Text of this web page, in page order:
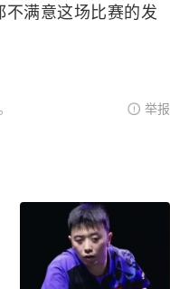
满意这场比赛的发
举报